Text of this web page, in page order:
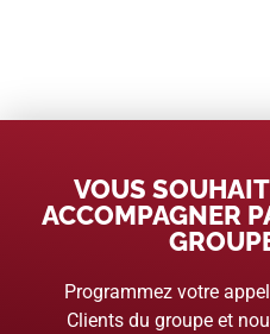
VOUS
ACCOMPAGNER
Programmez votre
Clients du groupe et